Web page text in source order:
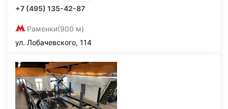
+7 (495) 135-42-87
Раменки(900 м)
ул. Лобачевского, 114